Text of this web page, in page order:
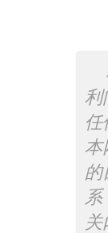
利
任
本
的
系
关